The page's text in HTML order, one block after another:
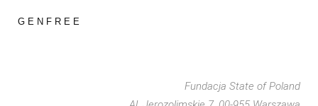
GENFREE
Fundacja State of Poland